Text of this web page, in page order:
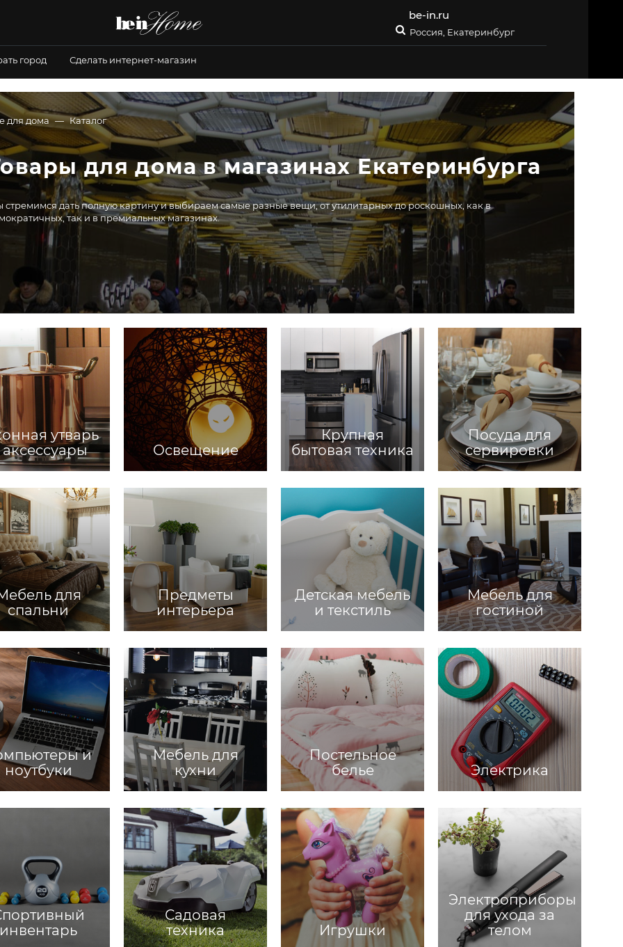
be-in.ru
Россия, Екатеринбург
город Сделать интернет-магазин
для дома Каталог
для дома в магазинах Екатеринбурга
дать полную картину и выбираем самые разные вещи, от утилитарных до роскошных, как в
так и в премиальных магазинах.
утварь
Освещение
Крупная
бытовая техника
Посуда для
сервировки
для
спальни
Предметы
интерьера
Детская мебель
и текстиль
Мебель для
гостиной
и
ноутбуки
Мебель для
кухни
Постельное
белье
Электрика
инвентарь
Садовая
техника
Игрушки
Электроприборы
для ухода за
телом